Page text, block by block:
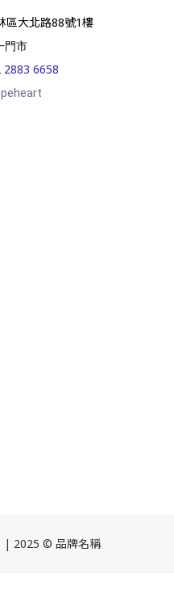
區大北路88號1樓
門市
2883 6658
| 2025 © 品牌名稱